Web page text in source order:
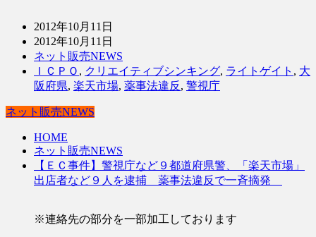
2012年10月11日
2012年10月11日
ネット販売NEWS
ＩＣＰＯ , クリエイティブシンキング, ライトゲイト , 大
阪府県, 楽天市場, 薬事法違反 , 警視庁
ネット販売NEWS
HOME
ネット販売NEWS
【ＥＣ事件】警視庁など９都道府県警、「楽天市場」
出店者など９人を逮捕 薬事法違反で一斉摘発
※連絡先の部分を一部加工しております